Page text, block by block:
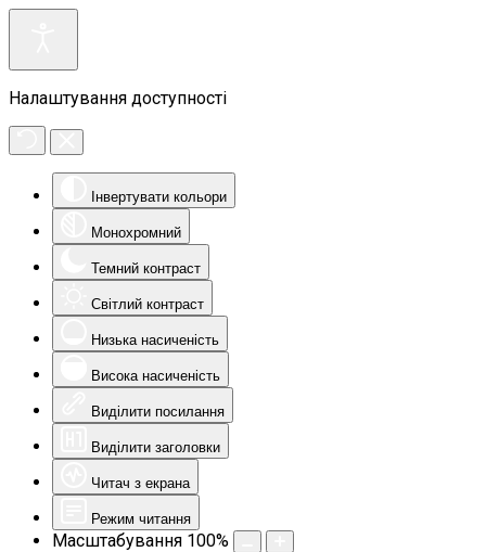
Налаштування доступності
Інвертувати кольори
Монохромний
Темний контраст
Світлий контраст
Низька насиченість
Висока насиченість
Виділити посилання
Виділити заголовки
Читач з екрана
Режим читання
Масштабування 100%